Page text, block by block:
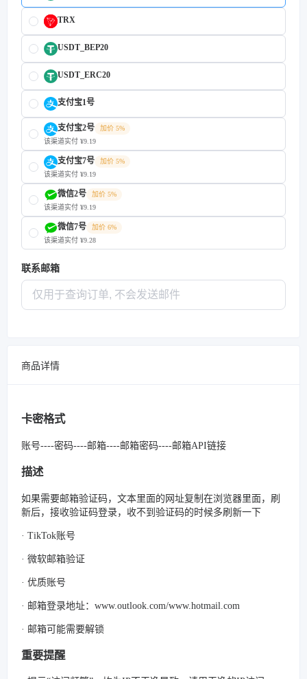
TRX
USDT_BEP20
USDT_ERC20
支付宝1号
支付宝2号
加价 5%
该渠道实付 ¥9.19
支付宝7号
加价 5%
该渠道实付 ¥9.19
微信2号
加价 5%
该渠道实付 ¥9.19
微信7号
加价 6%
该渠道实付 ¥9.28
联系邮箱
商品详情
卡密格式
账号----密码----邮箱----邮箱密码----邮箱API链接
描述
如果需要邮箱验证码，文本里面的网址复制在浏览器里面，刷
新后，接收验证码登录，收不到验证码的时候多刷新一下
· TikTok账号
· 微软邮箱验证
· 优质账号
· 邮箱登录地址：www.outlook.com/www.hotmail.com
· 邮箱可能需要解锁
重要提醒